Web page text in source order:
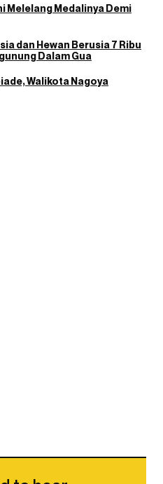
Melelang Medalinya Demi
dan Hewan Berusia 7 Ribu
Dalam Gua
Walikota Nagoya